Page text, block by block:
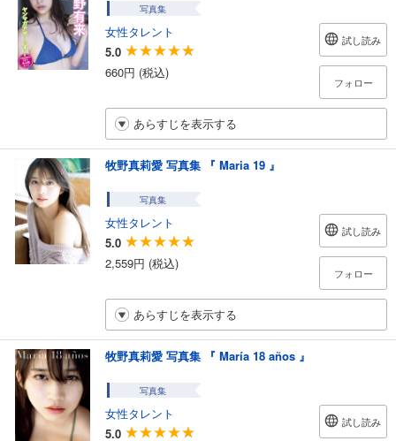
写真集
女性タレント
5.0
660円 (税込)
試し読み
フォロー
あらすじを表示する
牧野真莉愛 写真集 『 Maria 19 』
写真集
女性タレント
5.0
2,559円 (税込)
試し読み
フォロー
あらすじを表示する
牧野真莉愛 写真集 『 María 18 años 』
写真集
女性タレント
5.0
試し読み